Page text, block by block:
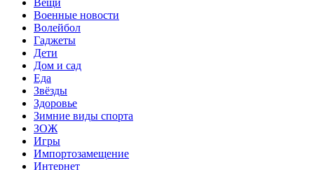
Военные новости
Волейбол
Гаджеты
Дети
Дом и сад
Еда
Звёзды
Здоровье
Зимние виды спорта
ЗОЖ
Игры
Импортозамещение
Интернет